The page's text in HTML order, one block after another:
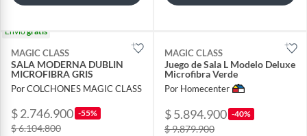
Envíogratis
MAGIC CLASS
SALA MODERNA DUBLIN
MICROFIBRA GRIS
Por COLCHONES MAGIC CLASS
$ 2.746.900 -55%
$ 6.104.800
MAGIC CLASS
Juego de Sala L Modelo Deluxe
Microfibra Verde
Por Homecenter
$ 5.894.900 -40%
$ 9.879.900